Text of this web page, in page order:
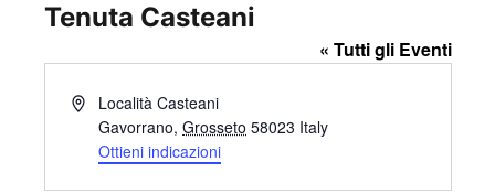
Tenuta Casteani
« Tutti gli Eventi
I
Località Casteani
Gavorrano, Grosseto 58023 Italy
Ottieni indicazioni